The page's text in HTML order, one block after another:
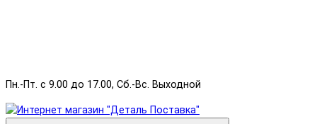
Пн.-Пт. с 9.00 до 17.00, Сб.-Вс. Выходной